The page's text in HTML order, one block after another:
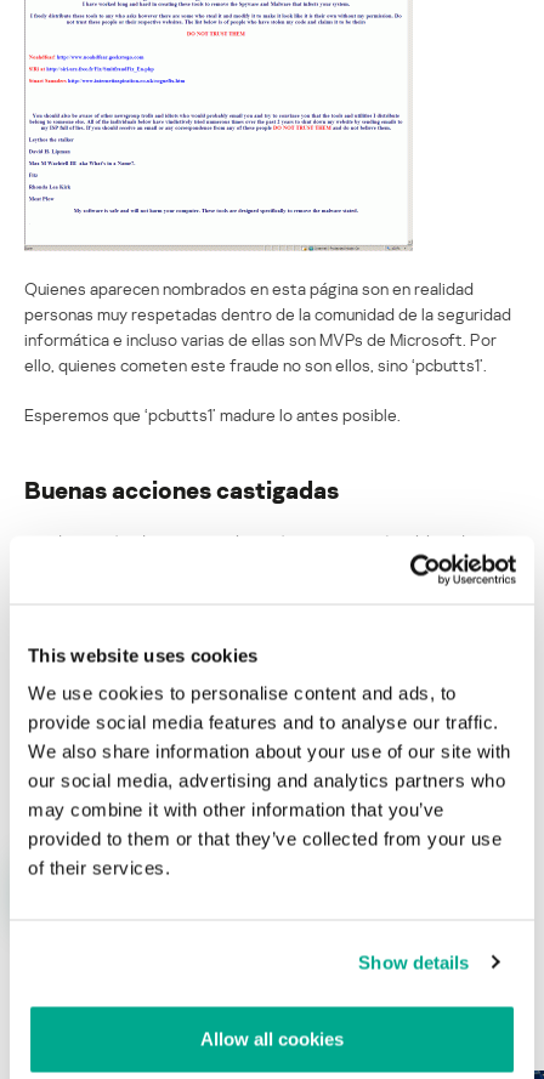
This website uses cookies
We use cookies to personalise content and ads, to
provide social media features and to analyse our traffic.
We also share information about your use of our site with
our social media, advertising and analytics partners who
may combine it with other information that you’ve
provided to them or that they’ve collected from your use
of their services.
Show details
Allow all cookies
Quienes aparecen nombrados en esta página son en realidad
personas muy respetadas dentro de la comunidad de la seguridad
informática e incluso varias de ellas son MVPs de Microsoft. Por
ello, quienes cometen este fraude no son ellos, sino ‘pcbutts1’.
Esperemos que ‘pcbutts1’ madure lo antes posible.
Buenas acciones castigadas
Su dirección de correo electrónico no será publicada.
Nombre* Correo electrónico *
ÚLTIMAS PUBLICACIONES